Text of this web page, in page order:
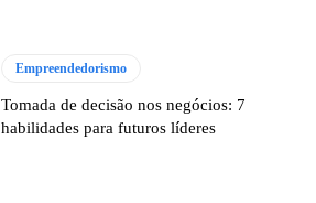
Empreendedorismo
Tomada de decisão nos negócios: 7
habilidades para futuros líderes